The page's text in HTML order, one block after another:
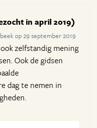
in april 2019)
op 29 september 2019
zelfstandig mening
Ook de gidsen
dag te nemen in